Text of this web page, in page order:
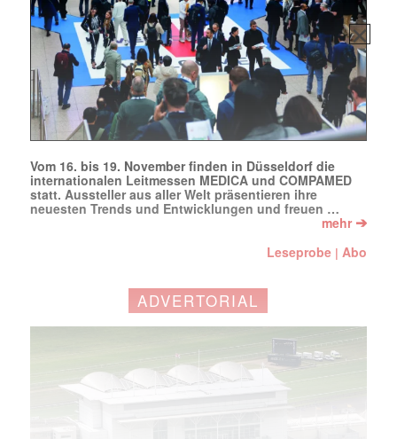
Vom 16. bis 19. November finden in Düsseldorf die
internationalen Leitmessen MEDICA und COMPAMED
statt. Aussteller aus aller Welt präsentieren ihre
neuesten Trends und Entwicklungen und freuen …
mehr ➔
Leseprobe |Abo
ADVERTORIAL